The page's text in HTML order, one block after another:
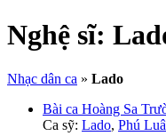
Nghệ sĩ:
Nhạc dân ca » Lado
Bài ca Hoàng Sa
Ca sỹ: Lado, Phú